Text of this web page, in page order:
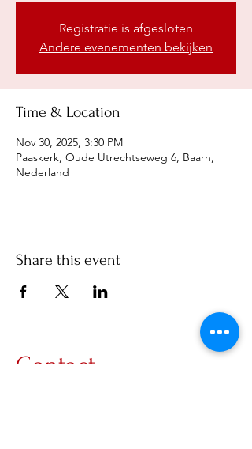
Registratie is afgesloten
Andere evenementen bekijken
Time & Location
Nov 30, 2025, 3:30 PM
Paaskerk, Oude Utrechtseweg 6, Baarn,
Nederland
Share this event
Contact